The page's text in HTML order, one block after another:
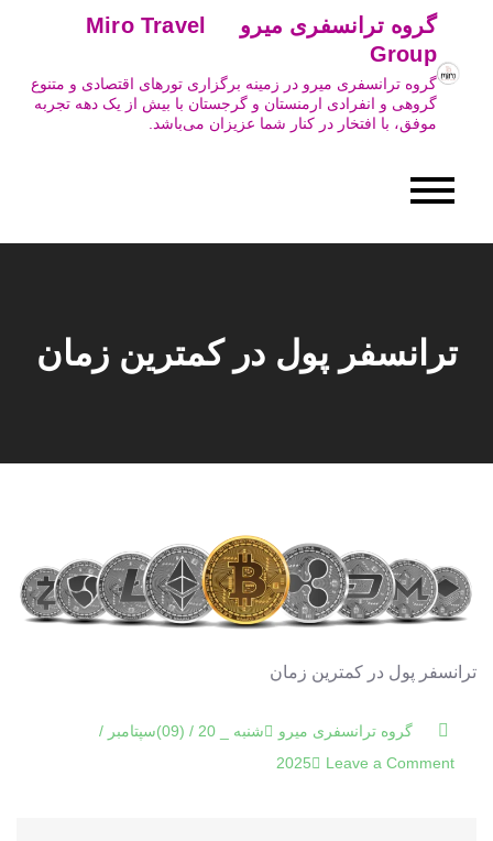
content
گروه ترانسفری میرو Miro Travel
Group
گروه ترانسفری میرو در زمینه برگزاری تورهای اقتصادی و متنوع
گروهی و انفرادی ارمنستان و گرجستان با بیش از یک دهه تجربه
موفق، با افتخار در کنار شما عزیزان می‌باشد.
ترانسفر پول در کمترین زمان
ترانسفر پول در کمترین زمان
شنبه _ 20 / (09)سپتامبر /
2025
Leave a Comment